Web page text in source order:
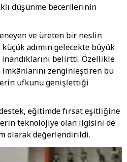
düşünme becerilerinin
ve üreten bir neslin
adımın gelecekte büyük
belirtti. Özellikle
zenginleştiren bu
ufkunu genişlettiği
eğitimde fırsat eşitliğine
teknolojiye olan ilgisini de
olarak değerlendirildi.